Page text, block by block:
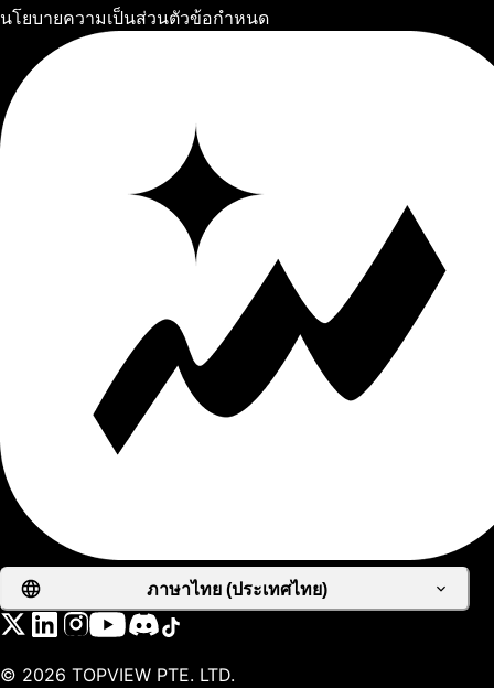
นโยบายความเป็นส่วนตัวข้อกำหนด
ภาษาไทย (ประเทศไทย)
© 2026 TOPVIEW PTE. LTD.